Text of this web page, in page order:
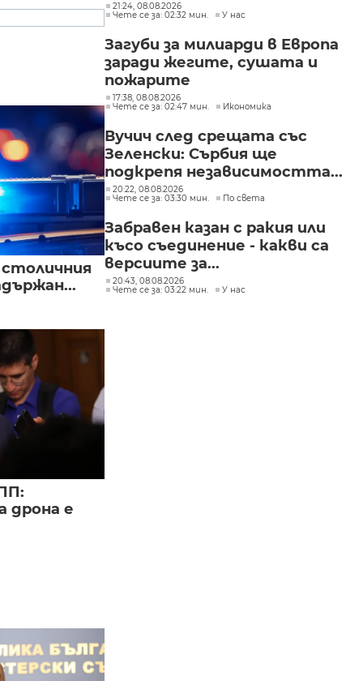
дрона е
21:24, 08.08.2026
Чете се за: 02:32 мин.
У нас
Загуби за милиарди в Европа
заради жегите, сушата и
пожарите
17:38, 08.08.2026
Чете се за: 02:47 мин.
Икономика
Вучич след срещата със
Зеленски: Сърбия ще
подкрепя независимостта...
20:22, 08.08.2026
Чете се за: 03:30 мин.
По света
Забравен казан с ракия или
късо съединение - какви са
версиите за...
20:43, 08.08.2026
Чете се за: 03:22 мин.
У нас